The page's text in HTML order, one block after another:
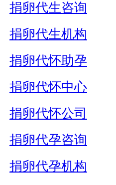
捐卵代生咨询
捐卵代生机构
捐卵代怀助孕
捐卵代怀中心
捐卵代怀公司
捐卵代孕咨询
捐卵代孕机构